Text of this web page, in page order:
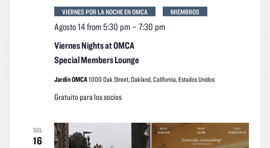
Viernes Nights at OMCA
Special Members Lounge
Agosto 14 from 5:30 pm– 7:30 pm
VIERNES POR LA NOCHE EN OMCA
MIEMBROS
Jardín OMCA1000 Oak Street, Oakland, California, Estados Unidos
Gratuito para los socios
SOL
16